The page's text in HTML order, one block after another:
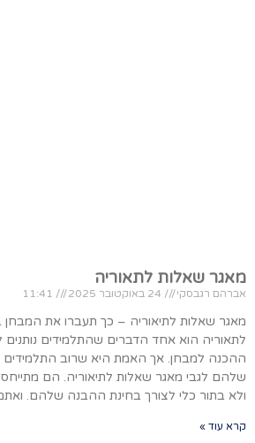
מאגר שאלות לתאוריה
אברהם רגבסקי
מאגר שאלות לתיאוריה – כך תעברו את המבחן
לתאוריה הוא אחד הדברים שהתלמידים
ההכנה למבחן. אך האמת היא שרוב התלמידים
שלהם לגבי מאגר שאלות לתיאוריה. הם
ולא בתור כלי לצורך בחינת ההבנה שלהם.
קרא עוד »